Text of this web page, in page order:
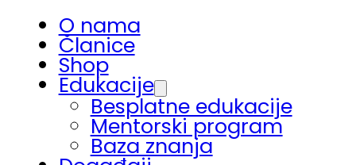
O nama
Članice
Shop
Edukacije
Besplatne edukacije
Mentorski program
Baza znanja